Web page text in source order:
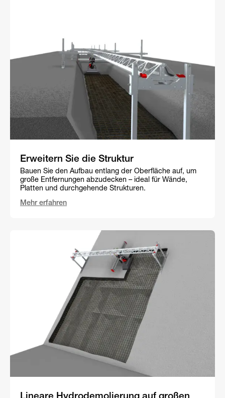
Erweitern Sie die Struktur
Bauen Sie den Aufbau entlang der Oberfläche auf, um
große Entfernungen abzudecken – ideal für Wände,
Platten und durchgehende Strukturen.
Mehr erfahren